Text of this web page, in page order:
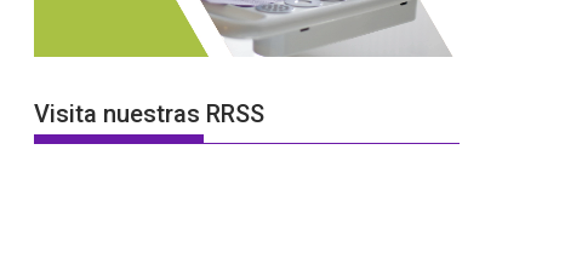
Visita nuestras RRSS